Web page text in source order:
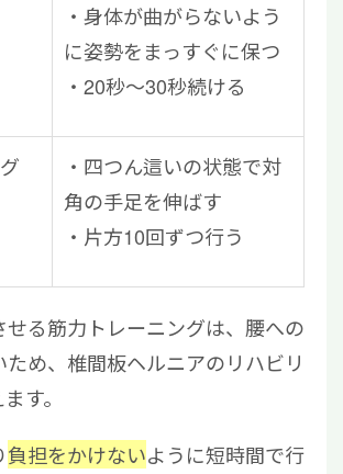
身体が曲がらないよう
に姿勢をまっすぐに保つ
20秒～30秒続ける
四つん這いの状態で対
角の手足を伸ばす
片方10回ずつ行う
る筋力トレーニングは、腰への
め、椎間板ヘルニアのリハビリ
す。
負担をかけないように短時間で行